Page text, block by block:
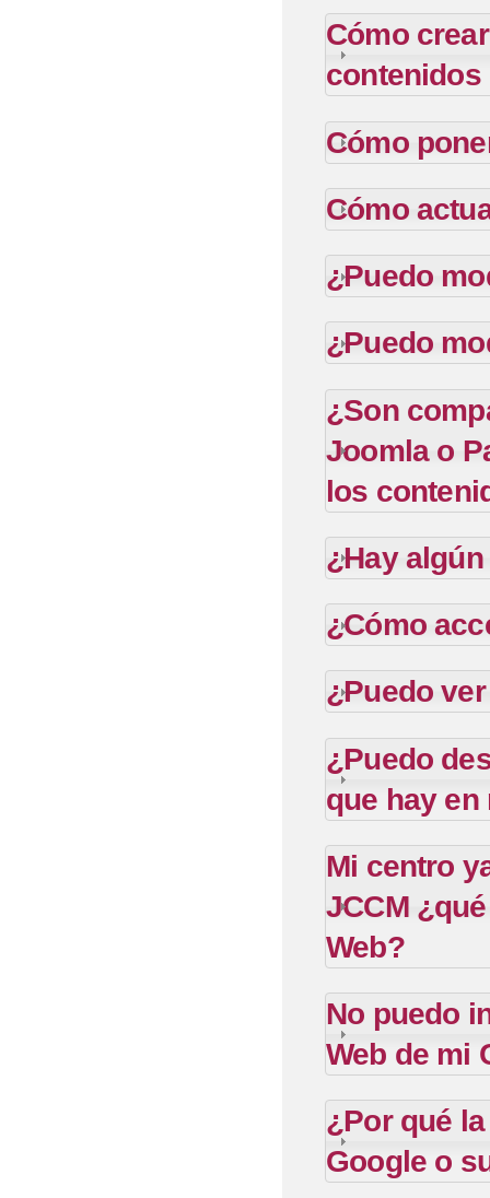
Cómo
contenidos
Cómo
Cómo
¿Puedo
¿Puedo
¿Son
Joomla o
los
¿Hay
¿Cómo
¿Puedo
¿Puedo
que hay
Mi centro
JCCM
Web?
No puedo
Web de mi
¿Por qué
Google o